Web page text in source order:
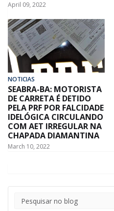
April 09, 2022
NOTICIAS
SEABRA-BA: MOTORISTA
DE CARRETA É DETIDO
PELA PRF POR FALCIDADE
IDELÓGICA CIRCULANDO
COM AET IRREGULAR NA
CHAPADA DIAMANTINA
March 10, 2022